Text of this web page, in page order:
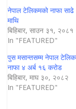
नेपाल टेलिकमको नाफा साढे
माथि
बिहिबार, साउन ३१, २०८१
In "FEATURED"
पुस मसान्तसम्म नेपाल
नाफा ४ अर्ब १६ करोड
बिहिबार, माघ ३०, २०८२
In "FEATURED"